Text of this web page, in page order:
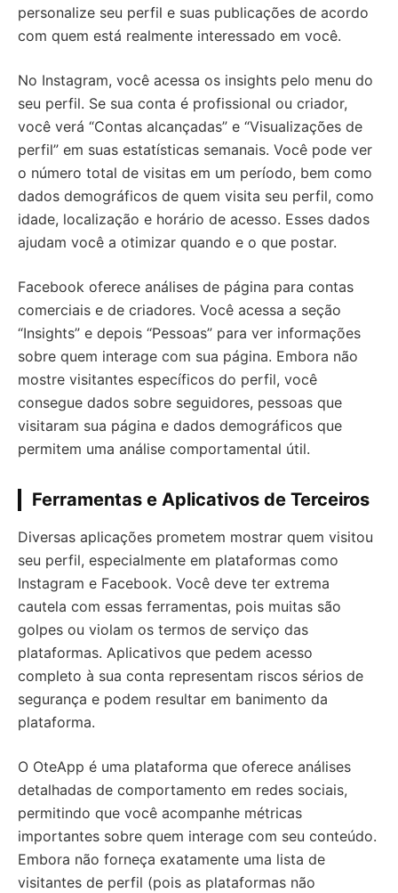
personalize seu perfil e suas publicações de acordo
com quem está realmente interessado em você.
No Instagram, você acessa os insights pelo menu do
seu perfil. Se sua conta é profissional ou criador,
você verá “Contas alcançadas” e “Visualizações de
perfil” em suas estatísticas semanais. Você pode ver
o número total de visitas em um período, bem como
dados demográficos de quem visita seu perfil, como
idade, localização e horário de acesso. Esses dados
ajudam você a otimizar quando e o que postar.
Facebook oferece análises de página para contas
comerciais e de criadores. Você acessa a seção
“Insights” e depois “Pessoas” para ver informações
sobre quem interage com sua página. Embora não
mostre visitantes específicos do perfil, você
consegue dados sobre seguidores, pessoas que
visitaram sua página e dados demográficos que
permitem uma análise comportamental útil.
Ferramentas e Aplicativos de Terceiros
Diversas aplicações prometem mostrar quem visitou
seu perfil, especialmente em plataformas como
Instagram e Facebook. Você deve ter extrema
cautela com essas ferramentas, pois muitas são
golpes ou violam os termos de serviço das
plataformas. Aplicativos que pedem acesso
completo à sua conta representam riscos sérios de
segurança e podem resultar em banimento da
plataforma.
O OteApp é uma plataforma que oferece análises
detalhadas de comportamento em redes sociais,
permitindo que você acompanhe métricas
importantes sobre quem interage com seu conteúdo.
Embora não forneça exatamente uma lista de
visitantes de perfil (pois as plataformas não